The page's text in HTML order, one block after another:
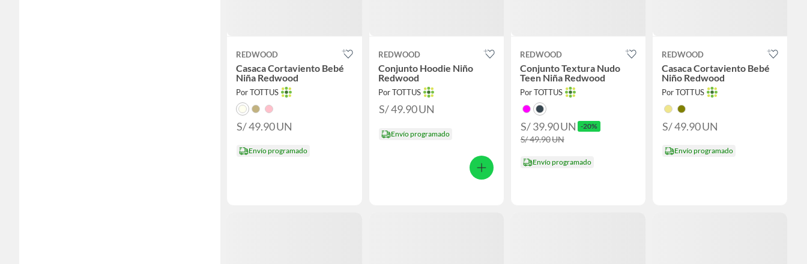
REDWOOD
Casaca Cortaviento Bebé
Niña Redwood
Por TOTTUS
S/ 49.90UN
Envío programado
REDWOOD
Conjunto Hoodie Niño
Redwood
Por TOTTUS
S/ 49.90UN
Envío programado
REDWOOD
Conjunto Textura Nudo
Teen Niña Redwood
Por TOTTUS
S/ 39.90UN -20%
S/ 49.90UN
Envío programado
REDWOOD
Casaca Cortaviento Bebé
Niño Redwood
Por TOTTUS
S/ 49.90UN
Envío programado